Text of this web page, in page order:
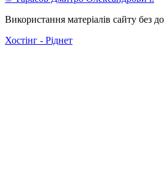
Використання матеріалів сайту без
Хостінг - Ріднет